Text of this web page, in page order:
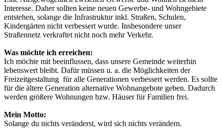
Interesse. Daher sollten keine neuen Gewerbe- und Wohngebiete
entstehen, solange die Infrastruktur inkl. Straßen, Schulen,
Kindergärten nicht verbessert wurde. Insbesondere unser
Straßennetz verkraftet nicht noch mehr Verkehr.
Was möchte ich erreichen:
Ich möchte mit beeinflussen, dass unsere Gemeinde weiterhin
lebenswert bleibt. Dafür müssen u. a. die Möglichkeiten der
Freizeitgestaltung für alle Generationen verbessert werden. Es sollte
für die ältere Generation alternative Wohnangebote geben. Dadurch
werden größere Wohnungen bzw. Häuser für Familien frei.
Mein Motto:
Solange du nichts veränderst, wird sich nichts verändern.